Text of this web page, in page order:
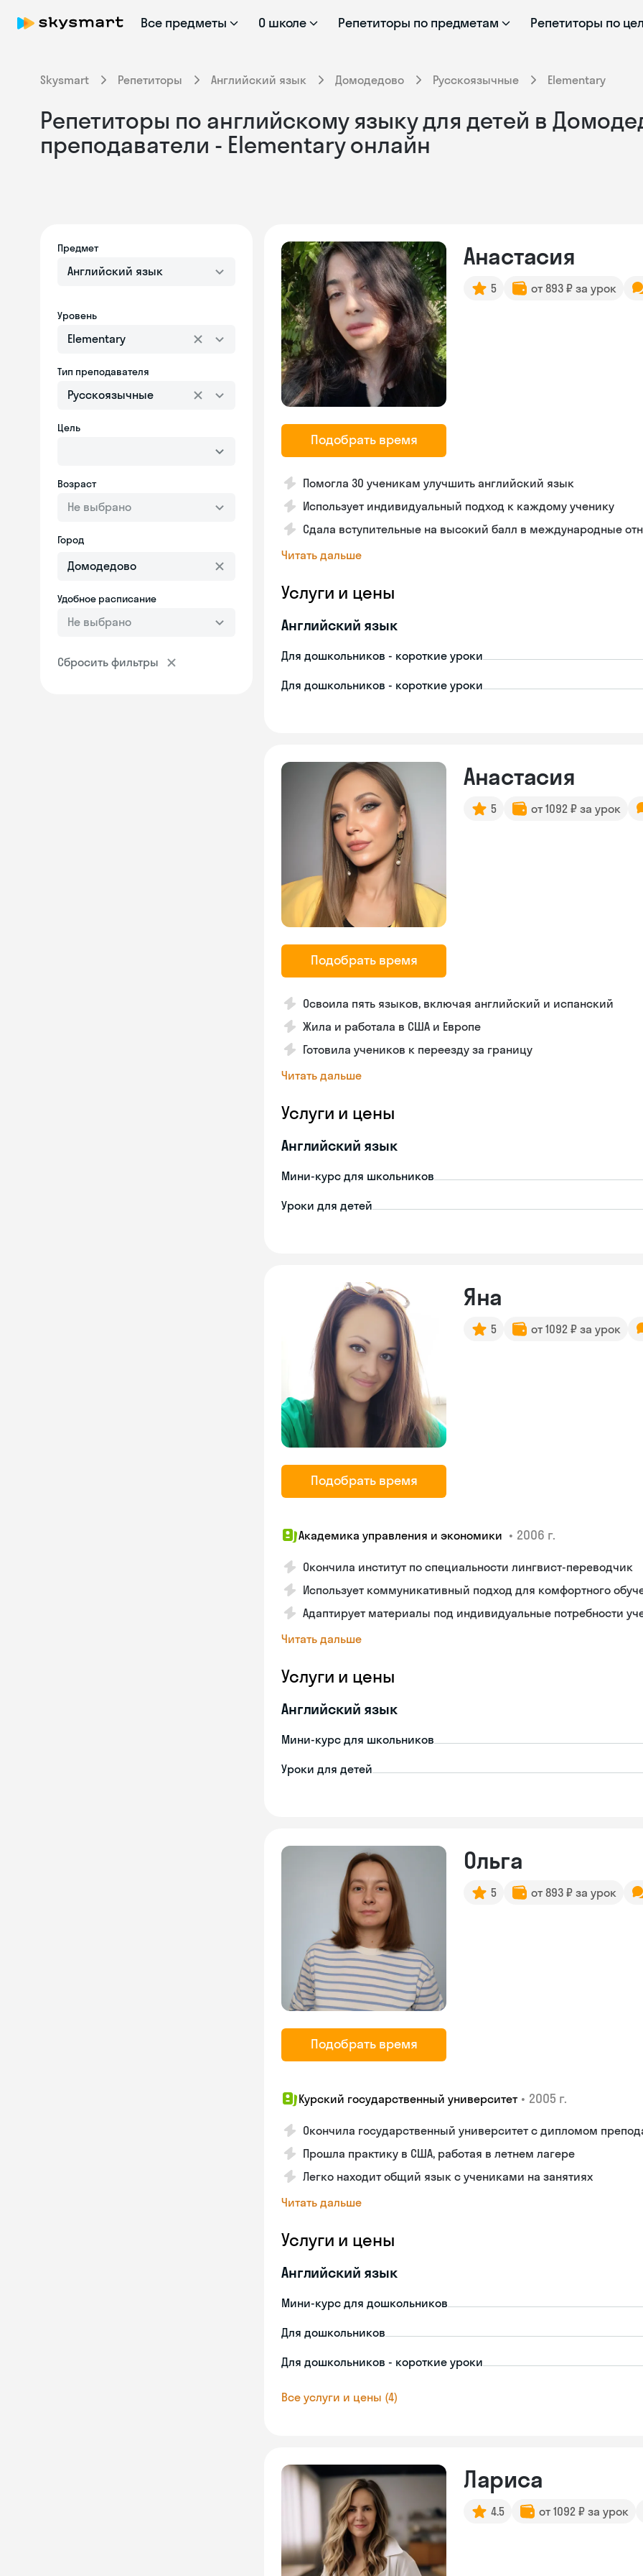
Все предметы О школе Репетиторы по предметам Репетиторы по
Skysmart Репетиторы Английский язык Домодедово Русскоязычные Elementary
Репетиторы по английскому языку для детей в
преподаватели - Elementary онлайн
Предмет
Английский язык
Уровень
Elementary
Тип преподавателя
Русскоязычные
Цель
Возраст
Не выбрано
Город
Удобное расписание
Не выбрано
Сбросить фильтры
Подобрать время
Анастасия
5 от 893 ₽ за урок
Помогла 30 ученикам улучшить английский язык
Использует индивидуальный подход к каждому ученику
Сдала вступительные на высокий балл в международные
Читать дальше
Услуги и цены
Английский язык
Для дошкольников - короткие уроки
Для дошкольников - короткие уроки
Подобрать время
Анастасия
5 от 1092 ₽ за урок
Освоила пять языков, включая английский и испанский
Жила и работала в США и Европе
Готовила учеников к переезду за границу
Читать дальше
Услуги и цены
Английский язык
Мини-курс для школьников
Уроки для детей
Подобрать время
Яна
5 от 1092 ₽ за урок
Академика управления и экономики • 2006 г.
Окончила институт по специальности лингвист-переводчик
Использует коммуникативный подход для комфортного
Адаптирует материалы под индивидуальные потребности
Читать дальше
Услуги и цены
Английский язык
Мини-курс для школьников
Уроки для детей
Подобрать время
Ольга
5 от 893 ₽ за урок
Курский государственный университет • 2005 г.
Окончила государственный университет с дипломом
Прошла практику в США, работая в летнем лагере
Легко находит общий язык с учениками на занятиях
Читать дальше
Услуги и цены
Английский язык
Мини-курс для дошкольников
Для дошкольников
Для дошкольников - короткие уроки
Все услуги и цены (4)
Лариса
4.5 от 1092 ₽ за урок